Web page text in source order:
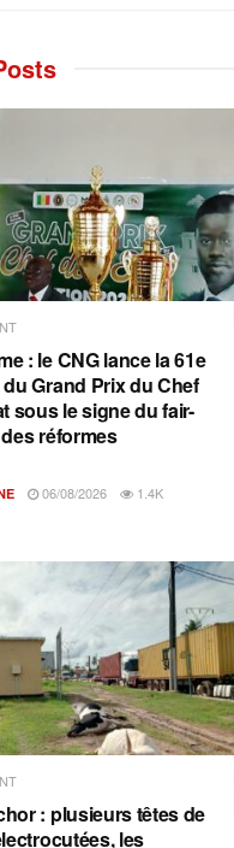
: le CNG lance la 61e
Grand Prix du Chef
sous le signe du fair-
réformes
06/08/2026 1.4K
: plusieurs têtes de
les